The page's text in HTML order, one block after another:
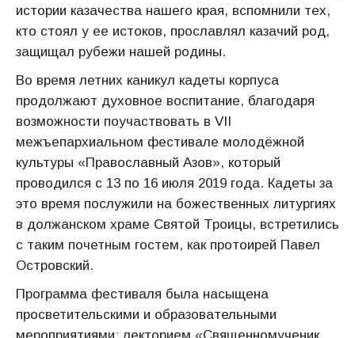
истории казачества нашего края, вспомнили тех,
кто стоял у ее истоков, прославлял казачий род,
защищал рубежи нашей родины.
Во время летних каникул кадеты корпуса
продолжают духовное воспитание, благодаря
возможности поучаствовать в VII
межъепархиальном фестивале молодёжной
культуры «Православный Азов», который
проводился с 13 по 16 июля 2019 года. Кадеты за
это время послужили на божественных литургиях
в должанском храме Святой Троицы, встретились
с таким почетным гостем, как протоирей Павел
Островский.
Программа фестиваля была насыщена
просветительскими и образовательными